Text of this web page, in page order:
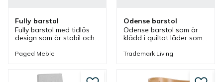
Fully barstol
Fully barstol med tidlös
design som är stabil och
barstolen perfekt i barer,
Paged Meble
Odense barstol
Odense barstol som är
klädd i quiltat läder som
snyggt utseende. En
Trademark Living